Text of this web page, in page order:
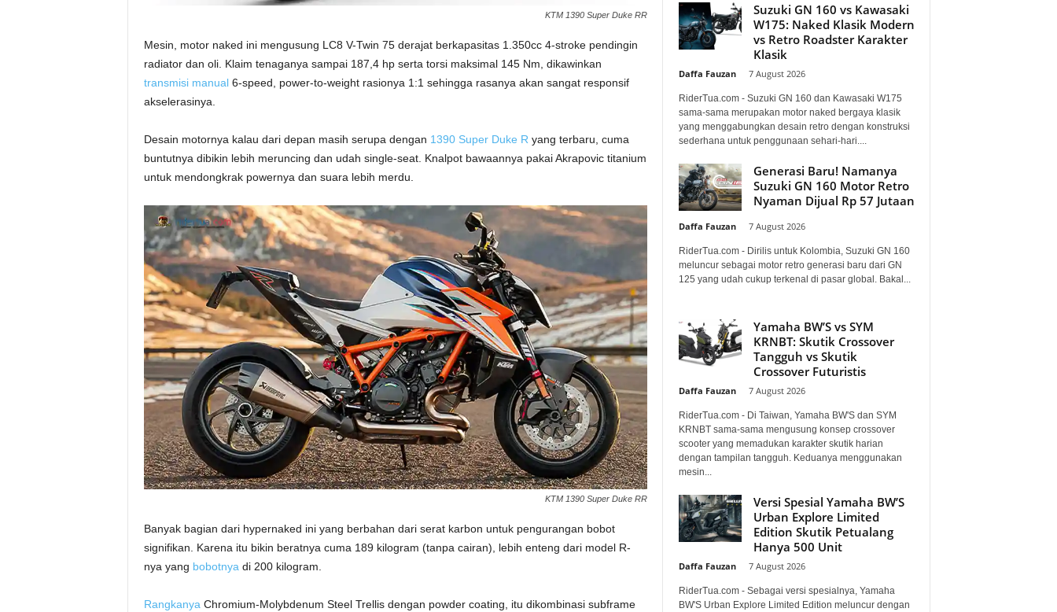
KTM 1390 Super Duke RR
Mesin, motor naked ini mengusung LC8 V-Twin 75 derajat berkapasitas 1.350cc 4-stroke pendingin
radiator dan oli. Klaim tenaganya sampai 187,4 hp serta torsi maksimal 145 Nm, dikawinkan
transmisi manual6-speed, power-to-weight rasionya 1:1 sehingga rasanya akan sangat responsif
akselerasinya.
Desain motornya kalau dari depan masih serupa dengan 1390 Super Duke Ryang terbaru, cuma
buntutnya dibikin lebih meruncing dan udah single-seat. Knalpot bawaannya pakai Akrapovic titanium
untuk mendongkrak powernya dan suara lebih merdu.
KTM 1390 Super Duke RR
Banyak bagian dari hypernaked ini yang berbahan dari serat karbon untuk pengurangan bobot
signifikan. Karena itu bikin beratnya cuma 189 kilogram (tanpa cairan), lebih enteng dari model R-
nya yang bobotnya di 200 kilogram.
Rangkanya Chromium-Molybdenum Steel Trellis dengan powder coating, itu dikombinasi subframe
Suzuki GN 160 vs Kawasaki
W175: Naked Klasik Modern
vs Retro Roadster Karakter
Klasik
Daffa Fauzan 7 August 2026
RiderTua.com - Suzuki GN 160 dan Kawasaki W175
sama-sama merupakan motor naked bergaya klasik
yang menggabungkan desain retro dengan konstruksi
sederhana untuk penggunaan sehari-hari....
Generasi Baru! Namanya
Suzuki GN 160 Motor Retro
Nyaman Dijual Rp 57 Jutaan
Daffa Fauzan 7 August 2026
RiderTua.com - Dirilis untuk Kolombia, Suzuki GN 160
meluncur sebagai motor retro generasi baru dari GN
125 yang udah cukup terkenal di pasar global. Bakal...
Yamaha BW’S vs SYM
KRNBT: Skutik Crossover
Tangguh vs Skutik
Crossover Futuristis
Daffa Fauzan 7 August 2026
RiderTua.com - Di Taiwan, Yamaha BW'S dan SYM
KRNBT sama-sama mengusung konsep crossover
scooter yang memadukan karakter skutik harian
dengan tampilan tangguh. Keduanya menggunakan
mesin...
Versi Spesial Yamaha BW’S
Urban Explore Limited
Edition Skutik Petualang
Hanya 500 Unit
Daffa Fauzan 7 August 2026
RiderTua.com - Sebagai versi spesialnya, Yamaha
BW'S Urban Explore Limited Edition meluncur dengan